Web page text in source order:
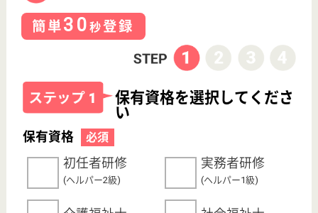
サイトマップ
プライバシーポリシー 運営会社
看護師の求人・転職なら
『クリックジョブ看護』
介護職求人支援サービス『クリックジョブ介護』運営会社:
ライフワンズ株式会社 ( 厚生労働大臣許可 )13- ユ -303765
Copyright©LifeOnes Ltd. All Rights Reserved